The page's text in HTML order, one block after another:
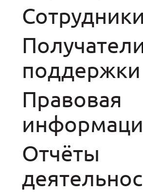
Сотрудники
поддержки
Правовая
Отчёты